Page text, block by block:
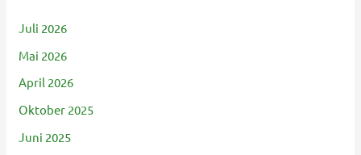
Juli 2026
Mai 2026
April 2026
Oktober 2025
Juni 2025